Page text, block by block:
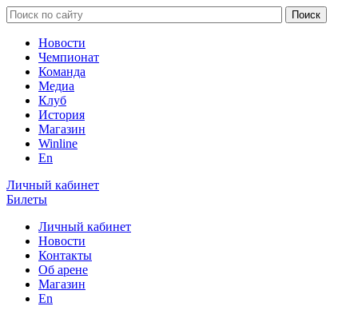
Новости
Чемпионат
Команда
Медиа
Клуб
История
Магазин
Winline
En
Личный кабинет
Билеты
Личный кабинет
Новости
Контакты
Об арене
Магазин
En